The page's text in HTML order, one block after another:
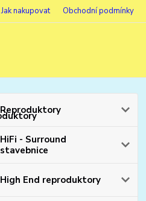
Jak nakupovat Obchodní podmínky
Reproduktory
HiFi - Surround
stavebnice
High End reproduktory